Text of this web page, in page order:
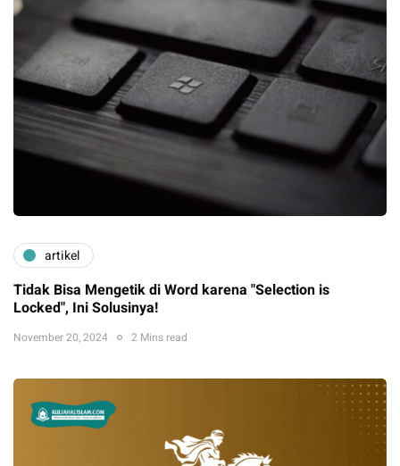
artikel
Tidak Bisa Mengetik di Word karena "Selection is
Locked", Ini Solusinya!
November 20, 2024 2 Mins read